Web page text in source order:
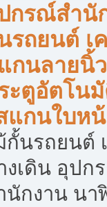
กรณ์สำนั
รถยนต์ เ
กนลายนิ้
ะตูอัตโน
แกนใบห
กั้นรถยนต์
งเดิน อุปก
นักงาน นา